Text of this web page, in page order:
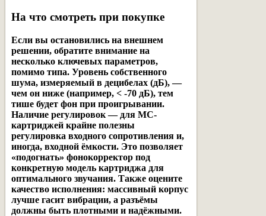
На что смотреть при покупке
Если вы остановились на внешнем
решении, обратите внимание на
несколько ключевых параметров,
помимо типа. Уровень собственного
шума, измеряемый в децибелах (дБ), —
чем он ниже (например, < -70 дБ), тем
тише будет фон при проигрывании.
Наличие регулировок— для MC-
картриджей крайне полезны
регулировка входного сопротивления и,
иногда, входной ёмкости. Это позволяет
«подогнать» фонокорректор под
конкретную модель картриджа для
оптимального звучания. Также оцените
качество исполнения: массивный корпус
лучше гасит вибрации, а разъёмы
должны быть плотными и надёжными.